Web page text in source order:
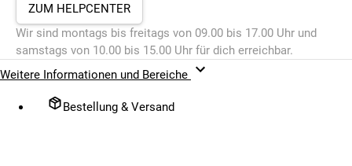
ZUM HELPCENTER
Wir sind montags bis freitags von 09.00 bis 17.00 Uhr und
samstags von 10.00 bis 15.00 Uhr für dich erreichbar.
Weitere Informationen und Bereiche
Bestellung & Versand